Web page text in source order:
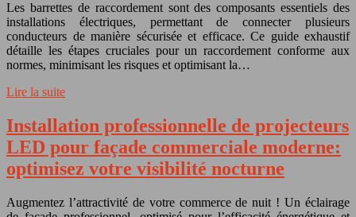
Les barrettes de raccordement sont des composants essentiels des
installations électriques, permettant de connecter plusieurs
conducteurs de manière sécurisée et efficace. Ce guide exhaustif
détaille les étapes cruciales pour un raccordement conforme aux
normes, minimisant les risques et optimisant la…
Lire la suite
Installation professionnelle de projecteurs
LED pour façade commerciale moderne:
optimisez votre visibilité nocturne
Augmentez l’attractivité de votre commerce de nuit ! Un éclairage